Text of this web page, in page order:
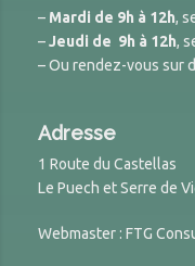
– Mardi de 9h à 12h,
–Jeudi de 9h à 12h,
– Ou rendez-vous sur
Adresse
1 Route du Castellas
Le Puech et Serre de
Webmaster : FTG